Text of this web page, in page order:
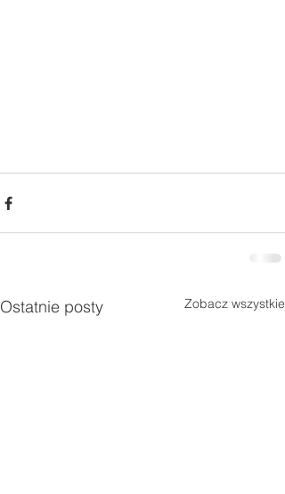
Ostatnie posty Zobacz wszystkie